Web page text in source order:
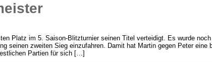
Platz im 5. Saison-Blitzturnier seinen Titel verteidigt. Es wurde
seinen zweiten Sieg einzufahren. Damit hat Martin gegen Peter eine
Partien für sich […]